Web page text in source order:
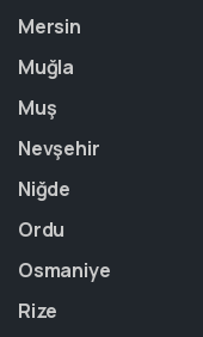
Mersin
Muğla
Muş
Nevşehir
Niğde
Ordu
Osmaniye
Rize